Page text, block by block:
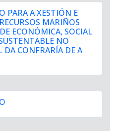
PARA A XESTIÓN E
MARIÑOS
ECONÓMICA, SOCIAL
NO
CONFRARÍA DE A